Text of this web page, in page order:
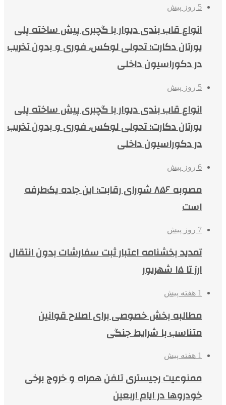
5 روز پیش
انواع قاب بندی دیوار با گچبری پیش ساخته پلی
یورتان دکارت؛ تحولی لوکس، فوری و بدون تخریب
در دکوراسیون داخلی
5 روز پیش
انواع قاب بندی دیوار با گچبری پیش ساخته پلی
یورتان دکارت؛ تحولی لوکس، فوری و بدون تخریب
در دکوراسیون داخلی
6 روز پیش
مصوبه ۸۵۶ شورای رقابت؛ این جاده یک‌طرفه
است
7 روز پیش
تمدید بخشنامه اعتبار ثبت سفارشات بدون انتقال
ارز تا ۱۵ شهریور
1 هفته پیش
مطالبه بخش خصوصی برای اصلاح قوانین
متناسب با شرایط جنگی
1 هفته پیش
ممنوعیت رجیستری تلفن همراه و خروج برخی
خودروها در ایام اربعین